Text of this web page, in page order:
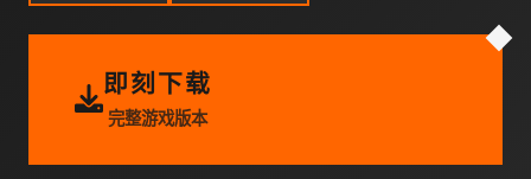
即刻下载
完整游戏版本